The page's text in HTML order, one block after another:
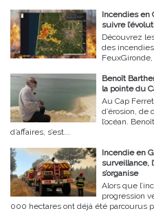
Incendies en
suivre
Découvrez
des
Benoît
la pointe du
Au Cap
d’érosion,
l’océan.
d’affaires, s’est...
Incendie en
surveillance,
s’organise
Alors que
progression
000 hectares ont déjà été parcourus